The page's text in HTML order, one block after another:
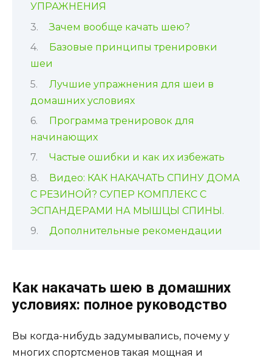
УПРАЖНЕНИЯ
Зачем вообще качать шею?
Базовые принципы тренировки
шеи
Лучшие упражнения для шеи в
домашних условиях
Программа тренировок для
начинающих
Частые ошибки и как их избежать
Видео: КАК НАКАЧАТЬ СПИНУ ДОМА
С РЕЗИНОЙ? СУПЕР КОМПЛЕКС С
ЭСПАНДЕРАМИ НА МЫШЦЫ СПИНЫ.
Дополнительные рекомендации
Как накачать шею в домашних
условиях: полное руководство
Вы когда-нибудь задумывались, почему у
многих спортсменов такая мощная и